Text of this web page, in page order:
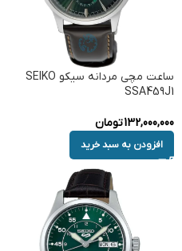
ساعت مچی مردانه سیکو SEIKO
SSA459J1
132,000,000تومان
افزودن به سبد خرید